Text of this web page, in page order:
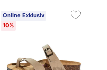
Online Exklusiv
10%